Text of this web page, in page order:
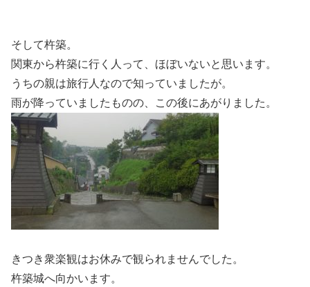
そして杵築。
関東から杵築に行く人って、ほぼいないと思います。
うちの親は旅行人なので知っていましたが。
雨が降っていましたものの、この後にあがりました。
きつき衆楽観はお休みで観られませんでした。
杵築城へ向かいます。